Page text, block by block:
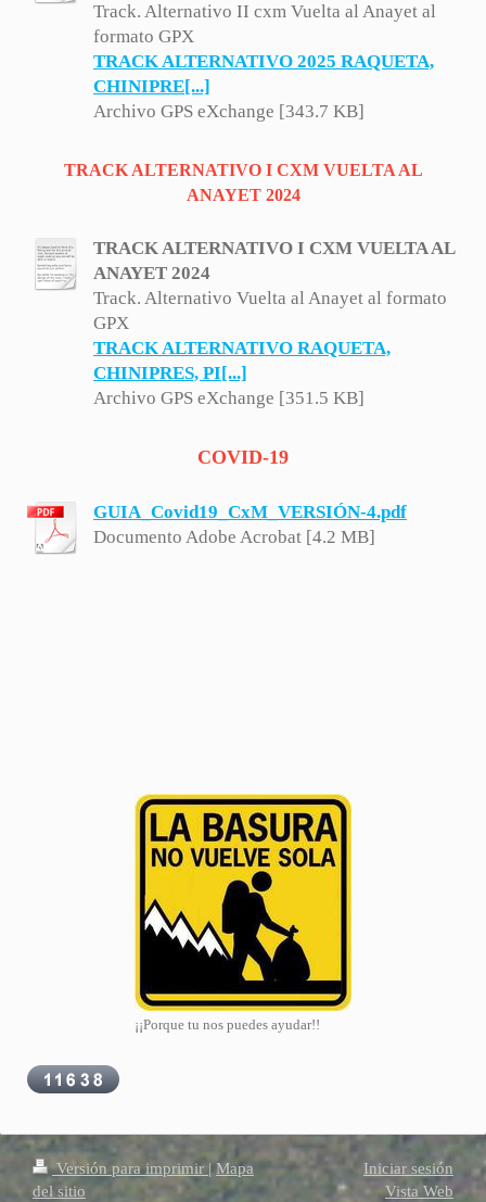
Track. Alternativo II cxm Vuelta al Anayet al
formato GPX
TRACK ALTERNATIVO 2025 RAQUETA,
CHINIPRE[...]
Archivo GPS eXchange [343.7 KB]
TRACK ALTERNATIVO I CXM VUELTA AL
ANAYET 2024
TRACK ALTERNATIVO I CXM VUELTA AL
ANAYET 2024
Track. Alternativo Vuelta al Anayet al formato
GPX
TRACK ALTERNATIVO RAQUETA,
CHINIPRES, PI[...]
Archivo GPS eXchange [351.5 KB]
COVID-19
GUIA_Covid19_CxM_VERSIÓN-4.pdf
Documento Adobe Acrobat [4.2 MB]
¡¡Porque tu nos puedes ayudar!!
Versión para imprimir | Mapa
del sitio
Iniciar sesión
Vista Web